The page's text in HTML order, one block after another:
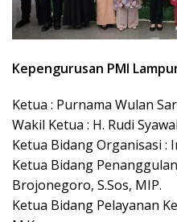
Kepengurusan PMI
Ketua : Purnama Wulan
Wakil Ketua : H. Rudi
Ketua Bidang Organisasi :
Ketua Bidang
Brojonegoro, S.Sos, MIP.
Ketua Bidang Pelayanan